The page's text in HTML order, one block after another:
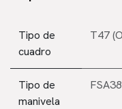
Tipo de
cuadro
T47
Tipo de
manivela